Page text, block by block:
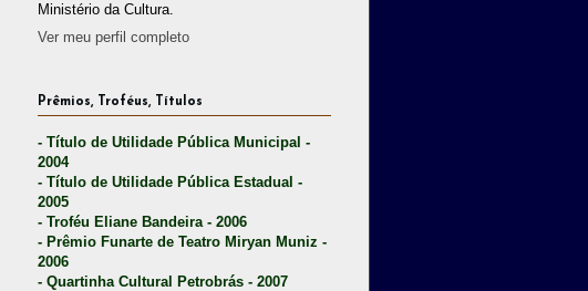
Ministério da Cultura.
Ver meu perfil completo
Prêmios, Troféus, Títulos
- Título de Utilidade Pública Municipal -
2004
- Título de Utilidade Pública Estadual -
2005
- Troféu Eliane Bandeira - 2006
- Prêmio Funarte de Teatro Miryan Muniz -
2006
- Quartinha Cultural Petrobrás - 2007